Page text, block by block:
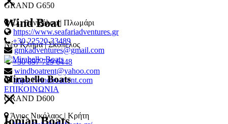
Wind Boat
Νέο Κλήμα | Σκόπελος
+30 697 729 6448
windboatrent@yahoo.com
https://windboatrent.com
ΕΠΙΚΟΙΝΩΝΙΑ
Ionian Boats
GRAND G650
Ελ. Βενιζέλου | Πλωμάρι
https://www.seafariadventures.gr
+30 22520-33489
gmkadventures@gmail.com
Mirabello Boats
GRAND D600
Άγιος Νικόλαος | Κρήτη